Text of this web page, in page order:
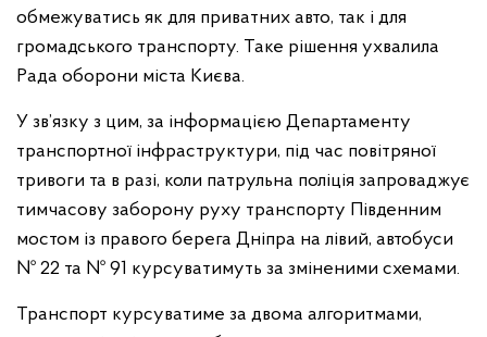
обмежуватись як для приватних авто, так і для
громадського транспорту. Таке рішення ухвалила
Рада оборони міста Києва.
У зв’язку з цим, за інформацією Департаменту
транспортної інфраструктури, під час повітряної
тривоги та в разі, коли патрульна поліція запроваджує
тимчасову заборону руху транспорту Південним
мостом із правого берега Дніпра на лівий, автобуси
№ 22 та № 91 курсуватимуть за зміненими схемами.
Транспорт курсуватиме за двома алгоритмами,